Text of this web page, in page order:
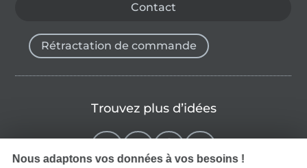
Contact
Rétractation de commande
Trouvez plus d’idées
Nous adaptons vos données à vos besoins !